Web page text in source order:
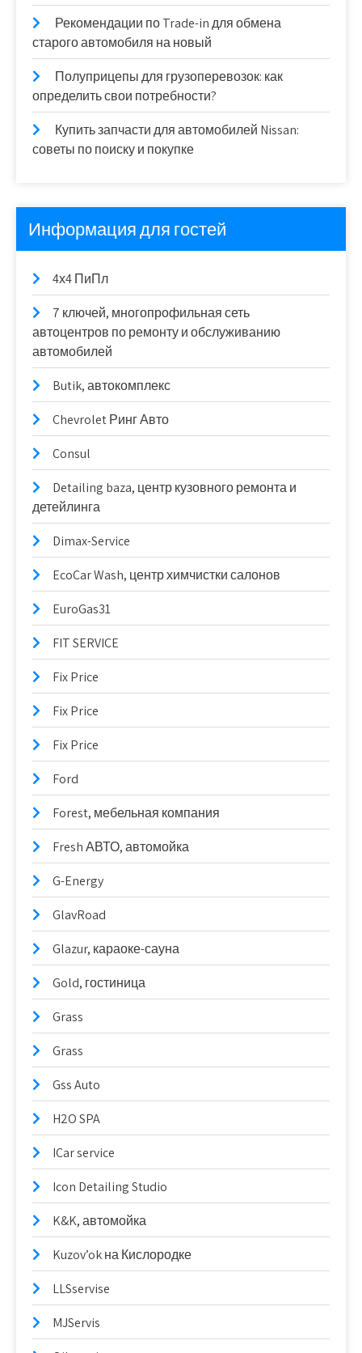
Рекомендации по Trade-in для обмена
старого автомобиля на новый
Полуприцепы для грузоперевозок: как
определить свои потребности?
Купить запчасти для автомобилей Nissan:
советы по поиску и покупке
Информация для гостей
4х4 ПиПл
7 ключей, многопрофильная сеть
автоцентров по ремонту и обслуживанию
автомобилей
Butik, автокомплекс
Chevrolet Ринг Авто
Consul
Detailing baza, центр кузовного ремонта и
детейлинга
Dimax-Service
EcoCar Wash, центр химчистки салонов
EuroGas31
FIT SERVICE
Fix Price
Fix Price
Fix Price
Ford
Forest, мебельная компания
Fresh АВТО, автомойка
G-Energy
GlavRoad
Glazur, караоке-сауна
Gold, гостиница
Grass
Grass
Gss Auto
H2O SPA
ICar service
Icon Detailing Studio
K&K, автомойка
Kuzov’ok на Кислородке
LLSservise
MJServis